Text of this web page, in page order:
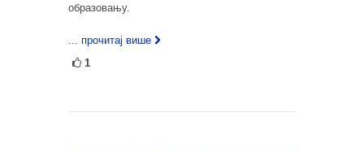
образовању.
... прочитај више
1